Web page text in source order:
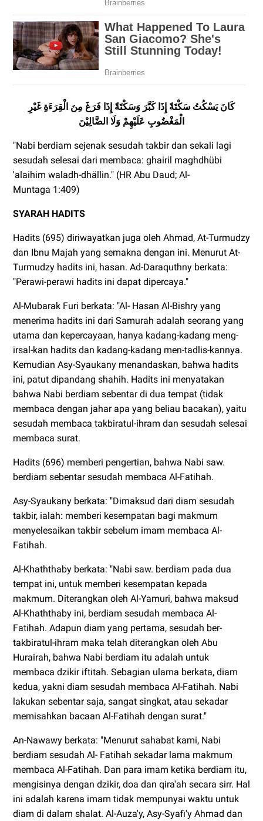
كَانَ يَسْكُتُ سَكْتَةً إِذَا كَبَّرَ وَسَكْتَةً إِذَا فَرَغَ مِنَ الْقِرَءَةِِ غَيْرِ
الْمَغْضُوبِ عَلَيْهِمْ وَلَا الضَّالِيْنَ
"Nabi berdiam sejenak sesudah takbir dan sekali lagi
sesudah selesai dari membaca: ghairil maghdhübi
'alaihim waladh-dhällin." (HR Abu Daud; Al-
Muntaga 1:409)
SYARAH HADITS
Hadits (695) diriwayatkan juga oleh Ahmad, At-Turmudzy
dan Ibnu Majah yang semakna dengan ini. Menurut At-
Turmudzy hadits ini, hasan. Ad-Daraquthny berkata:
"Perawi-perawi hadits ini dapat dipercaya."
Al-Mubarak Furi berkata: "Al- Hasan Al-Bishry yang
menerima hadits ini dari Samurah adalah seorang yang
utama dan kepercayaan, hanya kadang-kadang meng-
irsal-kan hadits dan kadang-kadang men-tadlis-kannya.
Kemudian Asy-Syaukany menandaskan, bahwa hadits
ini, patut dipandang shahih. Hadits ini menyatakan
bahwa Nabi berdiam sebentar di dua tempat (tidak
membaca dengan jahar apa yang beliau bacakan), yaitu
sesudah membaca takbiratul-ihram dan sesudah selesai
membaca surat.
Hadits (696) memberi pengertian, bahwa Nabi saw.
berdiam sebentar sesudah membaca Al-Fatihah.
Asy-Syaukany berkata: "Dimaksud dari diam sesudah
takbir, ialah: memberi kesempatan bagi makmum
menyelesaikan takbir sebelum imam membaca Al-
Fatihah.
Al-Khaththaby berkata: "Nabi saw. berdiam pada dua
tempat ini, untuk memberi kesempatan kepada
makmum. Diterangkan oleh Al-Yamuri, bahwa maksud
Al-Khaththaby ini, berdiam sesudah membaca Al-
Fatihah. Adapun diam yang pertama, sesudah ber-
takbiratul-ihram maka telah diterangkan oleh Abu
Hurairah, bahwa Nabi berdiam itu adalah untuk
membaca dzikir iftitah. Sebagian ulama berkata, diam
kedua, yakni diam sesudah membaca Al-Fatihah. Nabi
lakukan sebentar saja, sangat singkat, atau sekadar
memisahkan bacaan Al-Fatihah dengan surat."
An-Nawawy berkata: "Menurut sahabat kami, Nabi
berdiam sesudah Al- Fatihah sekadar lama makmum
membaca Al-Fatihah. Dan para imam ketika berdiam itu,
mengisinya dengan dzikir, doa dan qira'ah secara sirr. Hal
ini adalah karena imam tidak mempunyai waktu untuk
diam di dalam shalat. Al-Auza'y, Asy-Syafi'y Ahmad dan